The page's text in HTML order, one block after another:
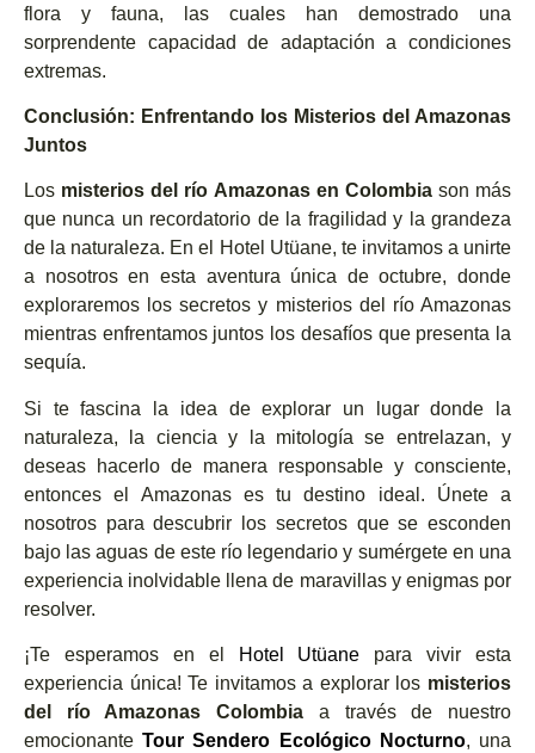
flora y fauna, las cuales han demostrado una
sorprendente capacidad de adaptación a condiciones
extremas.
Conclusión: Enfrentando los Misterios del Amazonas
Juntos
Los misterios del río Amazonas en Colombiason más
que nunca un recordatorio de la fragilidad y la grandeza
de la naturaleza. En el Hotel Utüane, te invitamos a unirte
a nosotros en esta aventura única de octubre, donde
exploraremos los secretos y misterios del río Amazonas
mientras enfrentamos juntos los desafíos que presenta la
sequía.
Si te fascina la idea de explorar un lugar donde la
naturaleza, la ciencia y la mitología se entrelazan, y
deseas hacerlo de manera responsable y consciente,
entonces el Amazonas es tu destino ideal. Únete a
nosotros para descubrir los secretos que se esconden
bajo las aguas de este río legendario y sumérgete en una
experiencia inolvidable llena de maravillas y enigmas por
resolver.
¡Te esperamos en el Hotel Utüane para vivir esta
experiencia única! Te invitamos a explorar los misterios
del río Amazonas
Colombia a través de nuestro
emocionanteTour Sendero Ecológico Nocturno, una